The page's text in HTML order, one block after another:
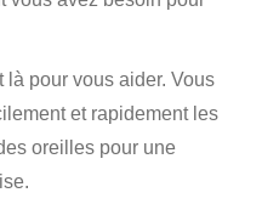
là pour vous aider. Vous
et rapidement les
oreilles pour une